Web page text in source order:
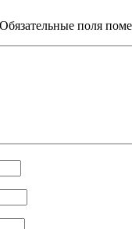
Обязательные поля